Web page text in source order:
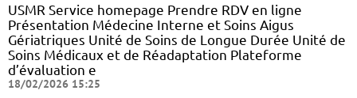
USMR Service homepage Prendre RDV en ligne
Présentation Médecine Interne et Soins Aigus
Gériatriques Unité de Soins de Longue Durée Unité de
Soins Médicaux et de Réadaptation Plateforme
d’évaluation e
18/02/2026 15:25